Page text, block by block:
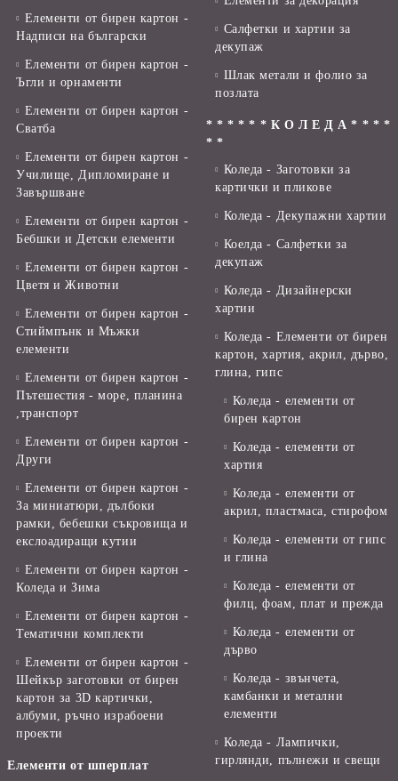
Елементи от бирен картон -
Надписи на български
Елементи от бирен картон -
Ъгли и орнаменти
Елементи от бирен картон -
Сватба
Елементи от бирен картон -
Училище, Дипломиране и
Завършване
Елементи от бирен картон -
Бебшки и Детски елементи
Елементи от бирен картон -
Цветя и Животни
Елементи от бирен картон -
Стиймпънк и Мъжки
елементи
Елементи от бирен картон -
Пътешестия - море, планина
,транспорт
Елементи от бирен картон -
Други
Елементи от бирен картон -
За миниатюри, дълбоки
рамки, бебешки съкровища и
екслоадиращи кутии
Елементи от бирен картон -
Коледа и Зима
Елементи от бирен картон -
Тематични комплекти
Елементи от бирен картон -
Шейкър заготовки от бирен
картон за 3D картички,
албуми, ръчно израбоени
проекти
Елементи от шперплат
Салфетки и хартии за
декупаж
Шлак метали и фолио за
позлата
* * * * * * К О Л Е Д А * * * *
* *
Коледа - Заготовки за
картички и пликове
Коледа - Декупажни хартии
Коелда - Салфетки за
декупаж
Коледа - Дизайнерски
хартии
Коледа - Eлементи от бирен
картон, хартия, акрил, дърво,
глина, гипс
Коледа - елементи от
бирен картон
Коледа - елементи от
хартия
Коледа - елементи от
акрил, пластмаса, стирофом
Коледа - елементи от гипс
и глина
Коледа - елементи от
филц, фоам, плат и прежда
Коледа - елементи от
дърво
Коледа - звънчета,
камбанки и метални
елементи
Коледа - Лампички,
гирлянди, пълнежи и свещи